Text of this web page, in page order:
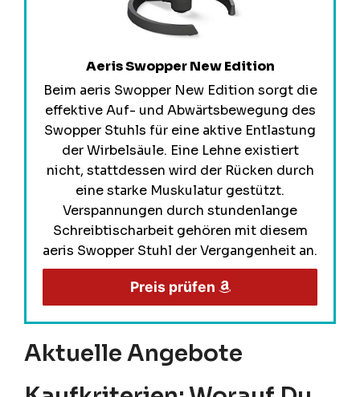
Aeris Swopper New Edition
Beim aeris Swopper New Edition sorgt die
effektive Auf- und Abwärtsbewegung des
Swopper Stuhls für eine aktive Entlastung
der Wirbelsäule. Eine Lehne existiert
nicht, stattdessen wird der Rücken durch
eine starke Muskulatur gestützt.
Verspannungen durch stundenlange
Schreibtischarbeit gehören mit diesem
aeris Swopper Stuhl der Vergangenheit an.
Preis prüfen
Aktuelle Angebote